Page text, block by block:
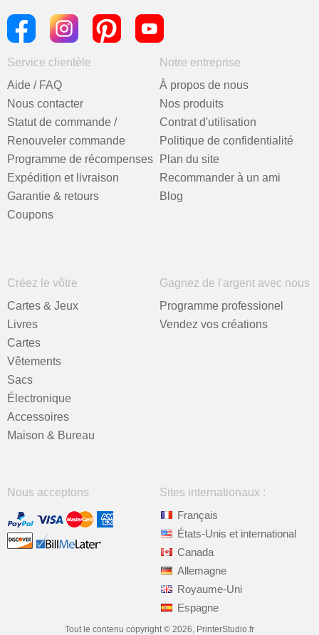
Service clientèle
Aide / FAQ
Nous contacter
Statut de commande /
Renouveler commande
Programme de récompenses
Expédition et livraison
Garantie & retours
Coupons
Notre entreprise
À propos de nous
Nos produits
Contrat d'utilisation
Politique de confidentialité
Plan du site
Recommander à un ami
Blog
Créez le vôtre
Cartes & Jeux
Livres
Cartes
Vêtements
Sacs
Électronique
Accessoires
Maison & Bureau
Gagnez de l'argent avec nous
Programme professionel
Vendez vos créations
Nous acceptons
Sites internationaux :
Français
États-Unis et international
Canada
Allemagne
Royaume-Uni
Espagne
Tout le contenu copyright © 2026, PrinterStudio.fr